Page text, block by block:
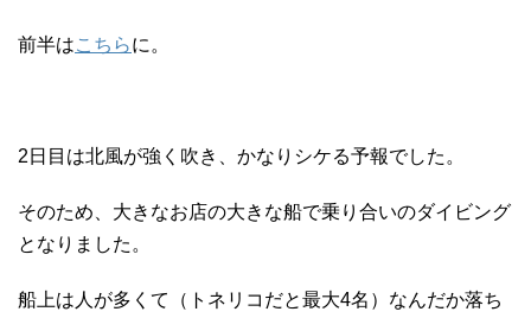
前半はこちらに。
2日目は北風が強く吹き、かなりシケる予報でした。
そのため、大きなお店の大きな船で乗り合いのダイビング
となりました。
船上は人が多くて（トネリコだと最大4名）なんだか落ち